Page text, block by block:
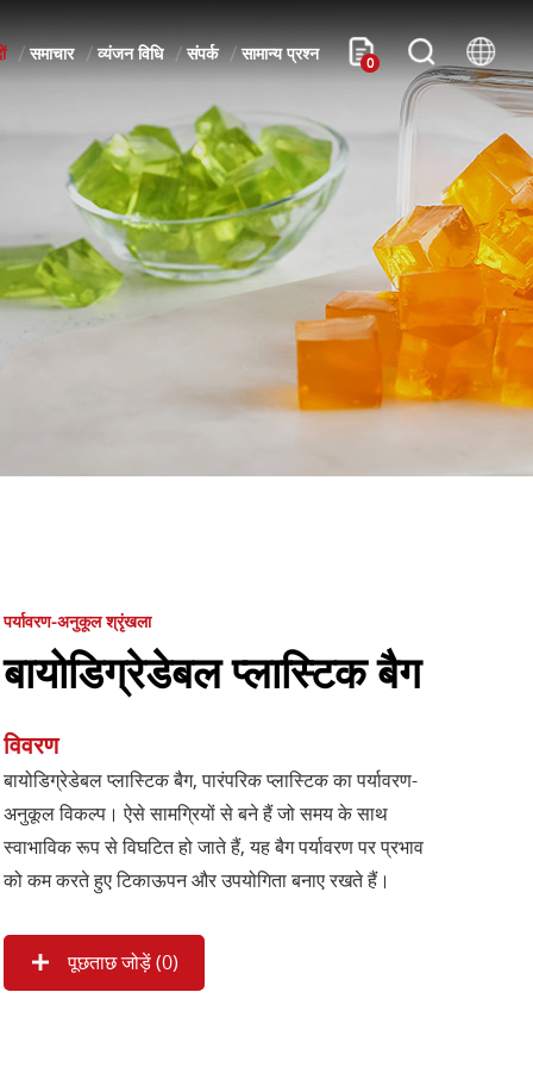
समाचार व्यंजन विधि संपर्क सामान्य प्रश्न 0
पर्यावरण-अनुकूल श्रृंखला
बायोडिग्रेडेबल प्लास्टिक बैग
विवरण
बायोडिग्रेडेबल प्लास्टिक बैग, पारंपरिक प्लास्टिक का पर्यावरण-
अनुकूल विकल्प। ऐसे सामग्रियों से बने हैं जो समय के साथ
स्वाभाविक रूप से विघटित हो जाते हैं, यह बैग पर्यावरण पर प्रभाव
को कम करते हुए टिकाऊपन और उपयोगिता बनाए रखते हैं।
पूछताछ जोड़ें (0)